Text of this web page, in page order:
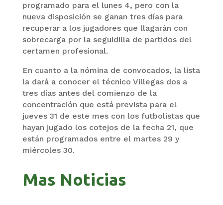
programado para el lunes 4, pero con la
nueva disposición se ganan tres días para
recuperar a los jugadores que llagarán con
sobrecarga por la seguidilla de partidos del
certamen profesional.
En cuanto a la nómina de convocados, la lista
la dará a conocer el técnico Villegas dos a
tres días antes del comienzo de la
concentración que está prevista para el
jueves 31 de este mes con los futbolistas que
hayan jugado los cotejos de la fecha 21, que
están programados entre el martes 29 y
miércoles 30.
Mas Noticias